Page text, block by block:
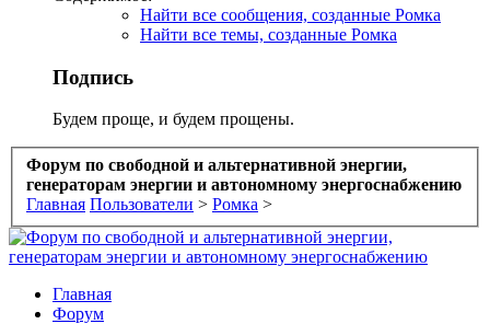
Найти все сообщения, созданные Ромка
Найти все темы, созданные Ромка
Подпись
Будем проще, и будем прощены.
Форум по свободной и альтернативной энергии,
генераторам энергии и автономному энергоснабжению
Главная Пользователи > Ромка >
Главная
Форум